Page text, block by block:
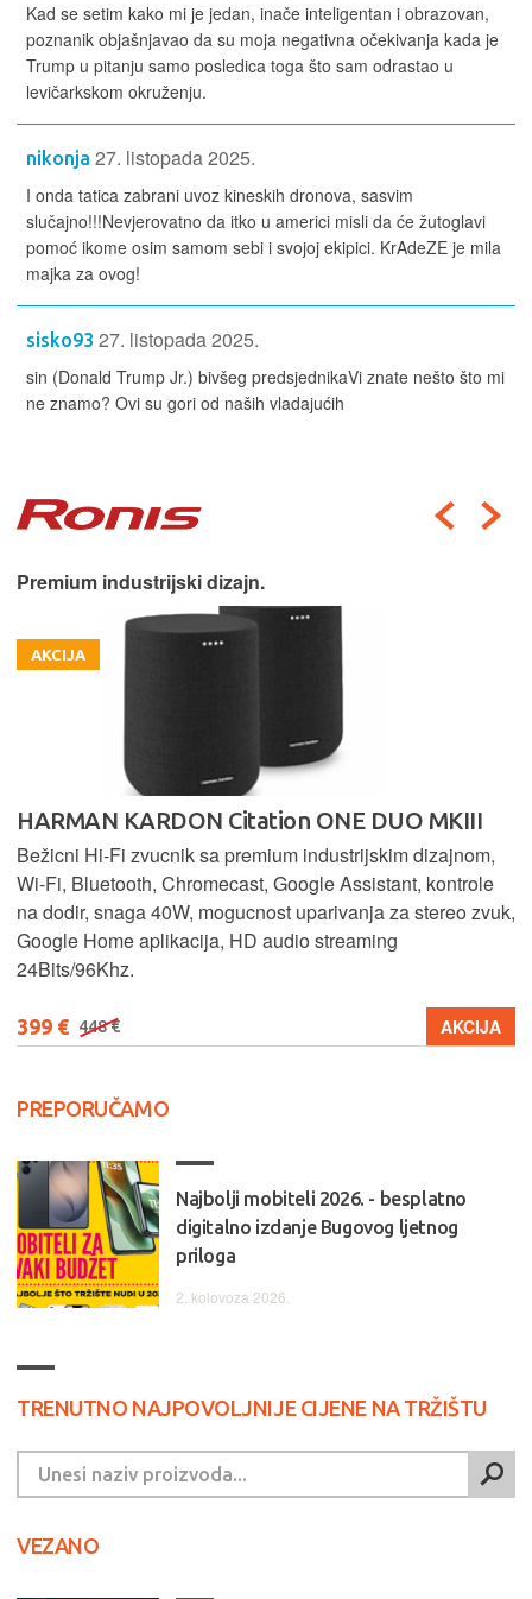
Kad se setim kako mi je jedan, inače inteligentan i obrazovan,
poznanik objašnjavao da su moja negativna očekivanja kada je
Trump u pitanju samo posledica toga što sam odrastao u
levičarkskom okruženju.
nikonja 27. listopada 2025.
I onda tatica zabrani uvoz kineskih dronova, sasvim
slučajno!!!Nevjerovatno da itko u americi misli da će žutoglavi
pomoć ikome osim samom sebi i svojoj ekipici. KrAdeZE je mila
majka za ovog!
sisko93 27. listopada 2025.
sin (Donald Trump Jr.) bivšeg predsjednikaVi znate nešto što mi
ne znamo? Ovi su gori od naših vladajućih
Premium industrijski dizajn.
AKCIJA
HARMAN KARDON Citation ONE DUO MKIII
Bežicni Hi-Fi zvucnik sa premium industrijskim dizajnom,
Wi-Fi, Bluetooth, Chromecast, Google Assistant, kontrole
na dodir, snaga 40W, mogucnost uparivanja za stereo zvuk,
Google Home aplikacija, HD audio streaming
24Bits/96Khz.
399 € 448 € AKCIJA
PREPORUČAMO
Najbolji mobiteli 2026. - besplatno
digitalno izdanje Bugovog ljetnog
priloga
2. kolovoza 2026.
TRENUTNO NAJPOVOLJNIJE CIJENE NA TRŽIŠTU
VEZANO